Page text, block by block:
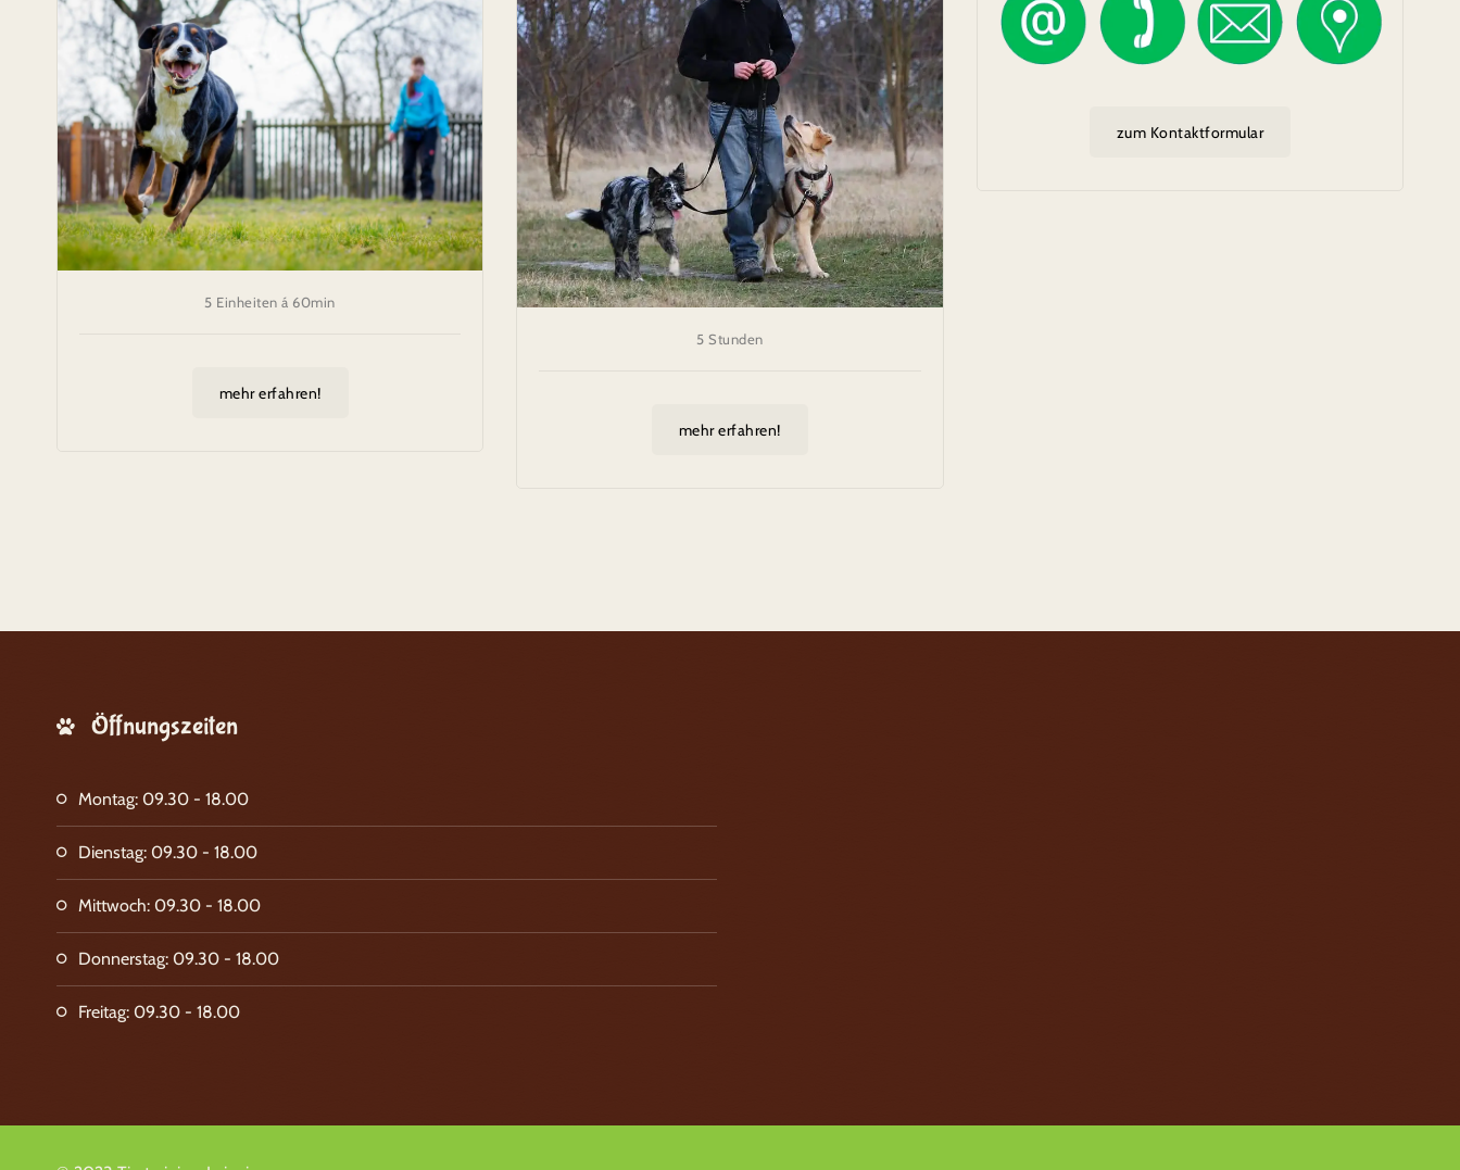
5 Einheiten á 60min
mehr erfahren!
5 Stunden
mehr erfahren!
zum Kontaktformular
Öffnungszeiten
Montag: 09.30 - 18.00
Dienstag: 09.30 - 18.00
Mittwoch: 09.30 - 18.00
Donnerstag: 09.30 - 18.00
Freitag: 09.30 - 18.00